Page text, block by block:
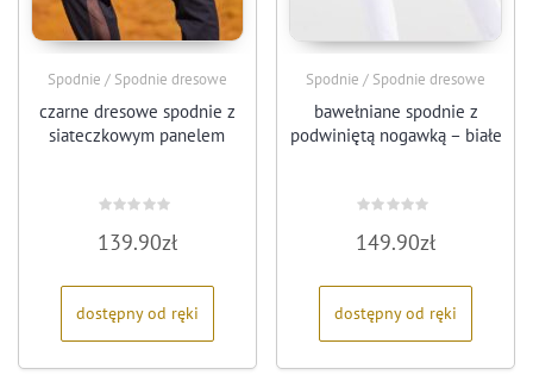
Spodnie / Spodnie dresowe
czarne dresowe spodnie z
siateczkowym panelem
0
na
139.90zł
dostępny od ręki
Spodnie / Spodnie dresowe
bawełniane spodnie z
podwiniętą nogawką – białe
0
na
149.90zł
dostępny od ręki